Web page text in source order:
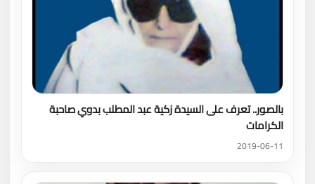
بالصور.. تعرف على السيدة زكية عبد المطلب بدوي صاحبة
الكرامات
2019-06-11